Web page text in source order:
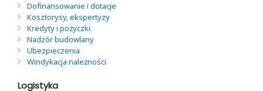
Dofinansowanie i dotacje
Kosztorysy, ekspertyzy
Kredyty i pożyczki
Nadzór budowlany
Ubezpieczenia
Windykacja należności
Logistyka